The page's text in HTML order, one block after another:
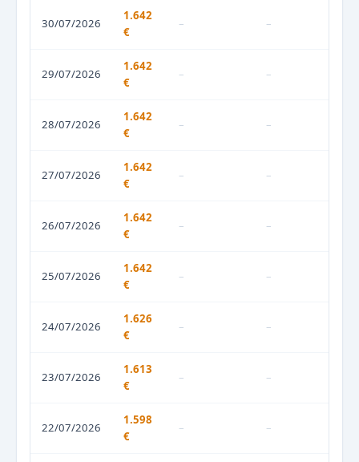
30/07/2026
1.642
€
– –
29/07/2026
1.642
€
– –
28/07/2026
1.642
€
– –
27/07/2026
1.642
€
– –
26/07/2026
1.642
€
– –
25/07/2026
1.642
€
– –
24/07/2026
1.626
€
– –
23/07/2026
1.613
€
– –
22/07/2026
1.598
€
– –